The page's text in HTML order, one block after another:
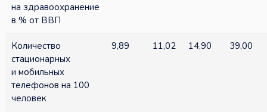
на здравоохранение
в % от ВВП
Количество
стационарных
и мобильных
телефонов на 100
человек
9,89 11,02 14,90 39,00